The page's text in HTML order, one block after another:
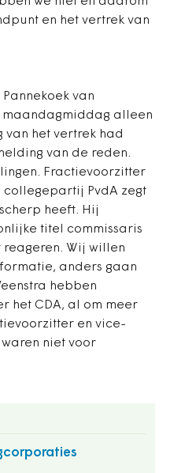
en het vertrek van
van
maandagmiddag alleen
het vertrek had
van de reden.
Fractievoorzitter
collegepartij PvdA zegt
heeft. Hij
titel commissaris
reageren. Wij willen
anders gaan
hebben
het CDA, al om meer
en vice-
niet voor